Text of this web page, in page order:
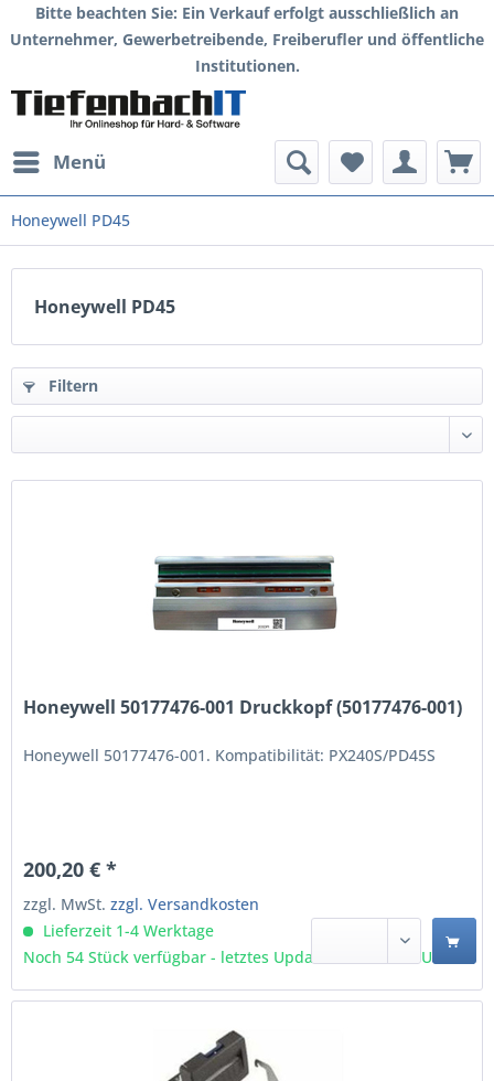
Bitte beachten Sie: Ein Verkauf erfolgt ausschließlich an
Unternehmer, Gewerbetreibende, Freiberufler und öffentliche
Institutionen.
Menü
Honeywell PD45
Honeywell PD45
Filtern
Honeywell 50177476-001 Druckkopf (50177476-001)
Honeywell 50177476-001. Kompatibilität: PX240S/PD45S
200,20 € *
zzgl. MwSt.zzgl. Versandkosten
Lieferzeit 1-4 Werktage
Noch 54 Stück verfügbar - letztes Update 09.08 - 3:03 Uhr